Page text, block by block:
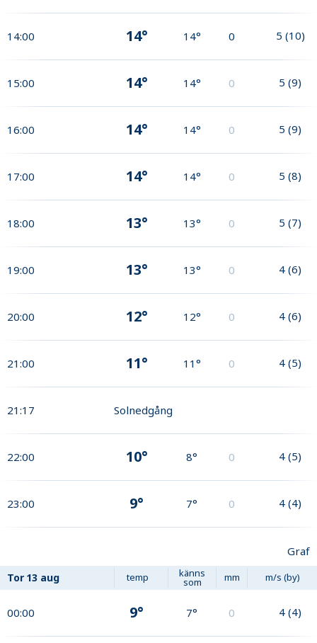
14:00 14° 14° 0 5 (10)
15:00 14° 14° 0 5 (9)
16:00 14° 14° 0 5 (9)
17:00 14° 14° 0 5 (8)
18:00 13° 13° 0 5 (7)
19:00 13° 13° 0 4 (6)
20:00 12° 12° 0 4 (6)
21:00 11° 11° 0 4 (5)
21:17 Solnedgång
22:00 10° 8° 0 4 (5)
23:00 9° 7° 0 4 (4)
Graf
Tor 13 aug temp känns
som mm m/s (by)
00:00 9° 7° 0 4 (4)